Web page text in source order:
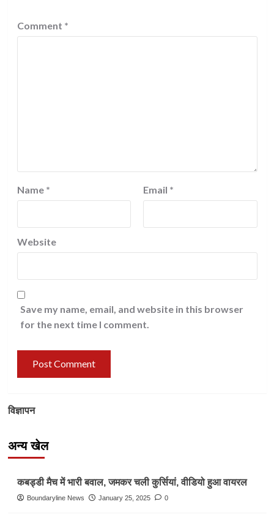
Comment *
Name * Email *
Website
Save my name, email, and website in this browser
for the next time I comment.
विज्ञापन
अन्य खेल
Other Sports
कबड्डी मैच में भारी बवाल, जमकर चली कुर्सियां, वीडियो हुआ वायरल
Boundaryline News January 25, 2025 0